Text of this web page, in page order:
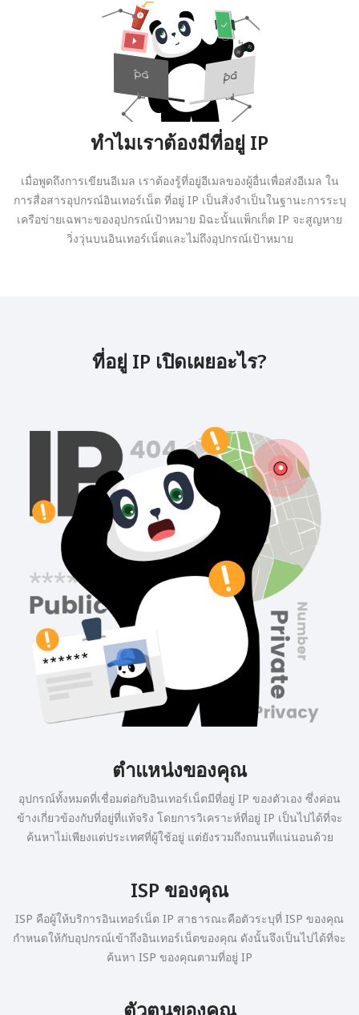
ทำไมเราต้องมีที่อยู่ IP
เมื่อพูดถึงการเขียนอีเมล เราต้องรู้ที่อยู่อีเมลของผู้อื่นเพื่อส่งอีเมล ใน
การสื่อสารอุปกรณ์อินเทอร์เน็ต ที่อยู่ IP เป็นสิ่งจำเป็นในฐานะการระบุ
เครือข่ายเฉพาะของอุปกรณ์เป้าหมาย มิฉะนั้นแพ็กเก็ต IP จะสูญหาย
วิ่งวุ่นบนอินเทอร์เน็ตและไม่ถึงอุปกรณ์เป้าหมาย
ที่อยู่ IP เปิดเผยอะไร?
ตำแหน่งของคุณ
อุปกรณ์ทั้งหมดที่เชื่อมต่อกับอินเทอร์เน็ตมีที่อยู่ IP ของตัวเอง ซึ่งค่อน
ข้างเกี่ยวข้องกับที่อยู่ที่แท้จริง โดยการวิเคราะห์ที่อยู่ IP เป็นไปได้ที่จะ
ค้นหาไม่เพียงแต่ประเทศที่ผู้ใช้อยู่ แต่ยังรวมถึงถนนที่แน่นอนด้วย
ISP ของคุณ
ISP คือผู้ให้บริการอินเทอร์เน็ต IP สาธารณะคือตัวระบุที่ ISP ของคุณ
กำหนดให้กับอุปกรณ์เข้าถึงอินเทอร์เน็ตของคุณ ดังนั้นจึงเป็นไปได้ที่จะ
ค้นหา ISP ของคุณตามที่อยู่ IP